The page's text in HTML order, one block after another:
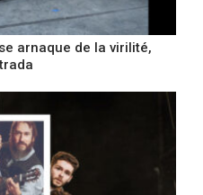
arnaque de la virilité,